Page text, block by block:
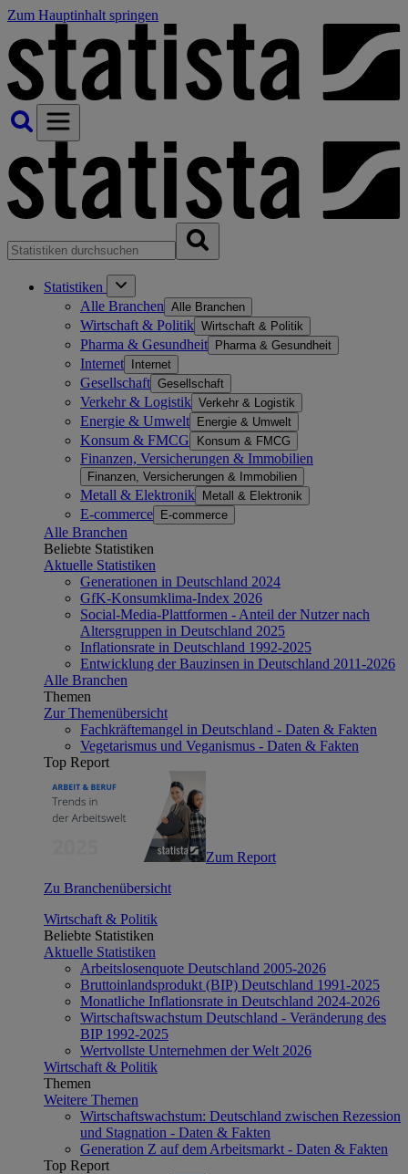
Zum Hauptinhalt springen
Statistiken
Alle Branchen Alle Branchen
Wirtschaft & Politik Wirtschaft & Politik
Pharma & Gesundheit Pharma & Gesundheit
Internet Internet
Gesellschaft Gesellschaft
Verkehr & Logistik Verkehr & Logistik
Energie & Umwelt Energie & Umwelt
Konsum & FMCG Konsum & FMCG
Finanzen, Versicherungen & Immobilien
Finanzen, Versicherungen & Immobilien
Metall & Elektronik Metall & Elektronik
E-commerce E-commerce
Alle Branchen
Beliebte Statistiken
Aktuelle Statistiken
Generationen in Deutschland 2024
GfK-Konsumklima-Index 2026
Social-Media-Plattformen - Anteil der Nutzer nach
Altersgruppen in Deutschland 2025
Inflationsrate in Deutschland 1992-2025
Entwicklung der Bauzinsen in Deutschland 2011-2026
Alle Branchen
Themen
Zur Themenübersicht
Fachkräftemangel in Deutschland - Daten & Fakten
Vegetarismus und Veganismus - Daten & Fakten
Top Report
Zum Report
Zu Branchenübersicht
Wirtschaft & Politik
Beliebte Statistiken
Aktuelle Statistiken
Arbeitslosenquote Deutschland 2005-2026
Bruttoinlandsprodukt (BIP) Deutschland 1991-2025
Monatliche Inflationsrate in Deutschland 2024-2026
Wirtschaftswachstum Deutschland - Veränderung des
BIP 1992-2025
Wertvollste Unternehmen der Welt 2026
Wirtschaft & Politik
Themen
Weitere Themen
Wirtschaftswachstum: Deutschland zwischen Rezession
und Stagnation - Daten & Fakten
Generation Z auf dem Arbeitsmarkt - Daten & Fakten
Top Report